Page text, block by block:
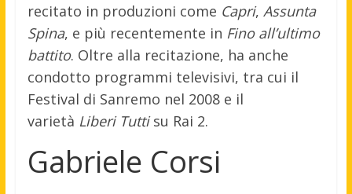
recitato in produzioni come Capri, Assunta
Spina, e più recentemente in Fino all’ultimo
battito. Oltre alla recitazione, ha anche
condotto programmi televisivi, tra cui il
Festival di Sanremo nel 2008 e il
varietà Liberi Tuttisu Rai 2.
Gabriele Corsi